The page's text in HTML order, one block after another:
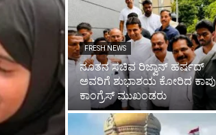
FRESH NEWS
ನೂತನ ಸಚಿವ ರಿಜ್ವಾನ್ ಹರ್ಷದ್
ಅವರಿಗೆ ಶುಭಾಶಯ ಕೋರಿದ ಕಾಪು
ಕಾಂಗ್ರೆಸ್ ಮುಖಂಡರು